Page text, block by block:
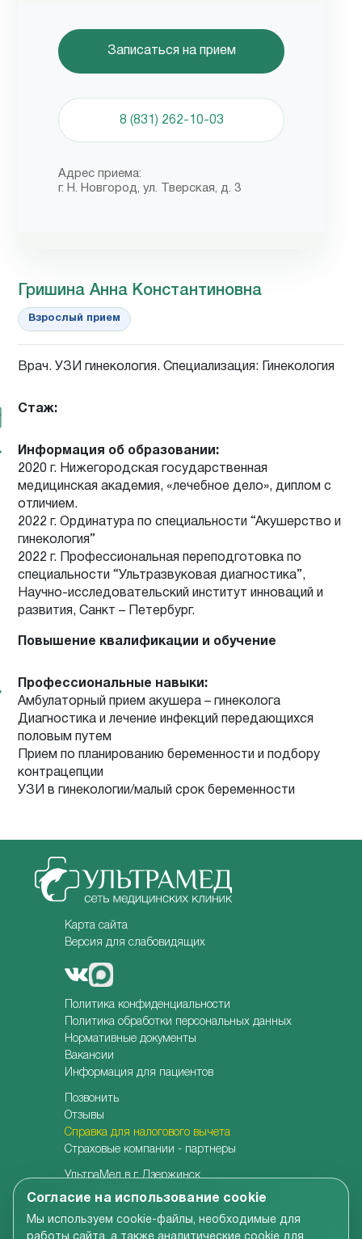
Согласие на использование cookie
Мы используем cookie-файлы, необходимые для
Записаться на прием
8 (831) 262-10-03
Адрес приема:
г. Н. Новгород, ул. Тверская, д. 3
Гришина Анна Константиновна
Взрослый прием
Врач. УЗИ гинекология. Специализация: Гинекология
Стаж:
Информация об образовании:
2020 г. Нижегородская государственная
медицинская академия, «лечебное дело», диплом с
отличием.
2022 г. Ординатура по специальности “Акушерство и
гинекология”
2022 г. Профессиональная переподготовка по
специальности “Ультразвуковая диагностика”,
Научно-исследовательский институт инноваций и
развития, Санкт – Петербург.
Повышение квалификации и обучение
Профессиональные навыки:
Амбулаторный прием акушера – гинеколога
Диагностика и лечение инфекций передающихся
половым путем
Прием по планированию беременности и подбору
контрацепции
УЗИ в гинекологии/малый срок беременности
Карта сайта
Версия для слабовидящих
Политика конфиденциальности
Политика обработки персональных данных
Нормативные документы
Вакансии
Информация для пациентов
Позвонить
Отзывы
Справка для налогового вычета
Страховые компании - партнеры
УльтраМед в г. Дзержинск
УльтраМед в г. Кстово
Центр медицины плода